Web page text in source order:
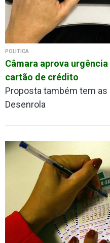
POLÍTICA
Câmara aprova
cartão de crédito
Proposta também tem as
Desenrola